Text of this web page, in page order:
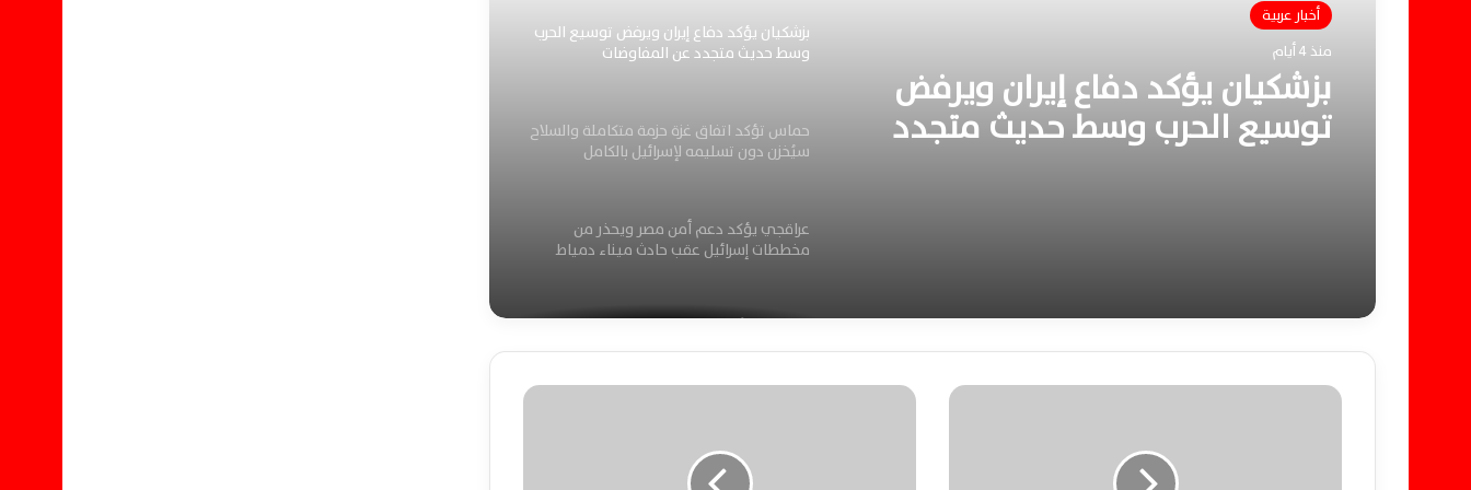
أخبار عربية
بزشكيان يؤكد دفاع إيران ويرفض
أخبار عربية
منذ أسبوع واحد
حماس تؤكد اتفاق غزة حزمة متكاملة والسلاح
عراقجي يؤكد دعم أمن مصر ويحذر من
السعودية تُحبط هجومًا بمسيّرات إيرانية
الجيش السوداني يحقق تقدماً جديداً بشمال
السعودية تستهدف مواقع حوثية بالحديدة
وتحذر من تصعيد جديد لحماية الملاحة البحرية
م
ا